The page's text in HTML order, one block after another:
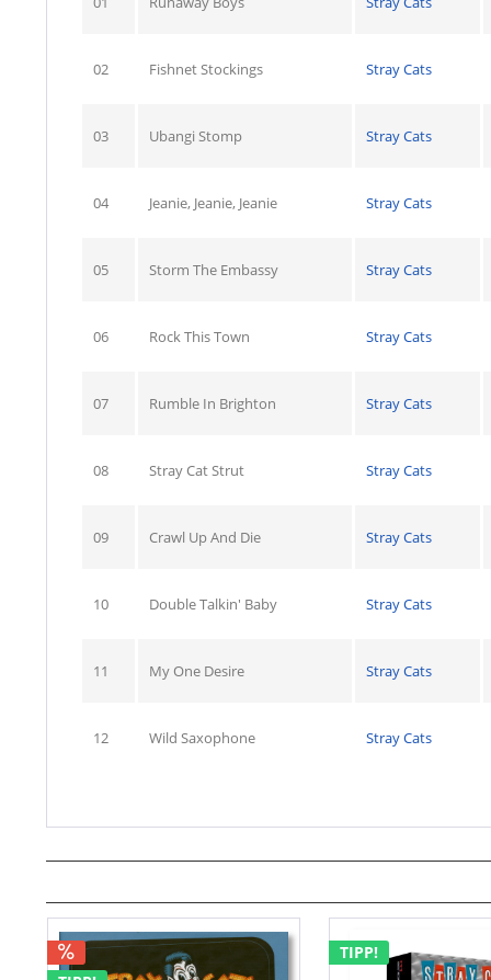
02 Fishnet Stockings Stray Cats
03 Ubangi Stomp Stray Cats
04 Jeanie, Jeanie, Jeanie Stray Cats
05 Storm The Embassy Stray Cats
06 Rock This Town Stray Cats
07 Rumble In Brighton Stray Cats
08 Stray Cat Strut Stray Cats
09 Crawl Up And Die Stray Cats
10 Double Talkin' Baby Stray Cats
11 My One Desire Stray Cats
12 Wild Saxophone Stray Cats
TIPP!